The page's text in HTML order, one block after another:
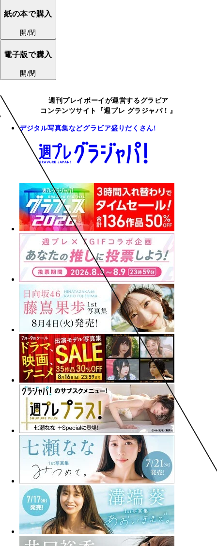
紙の本で購入
開/閉
電子版で購入
開/閉
週刊プレイボーイが運営するグラビア
コンテンツサイト『週プレ グラジャパ！』
デジタル写真集などグラビア盛りだくさん!